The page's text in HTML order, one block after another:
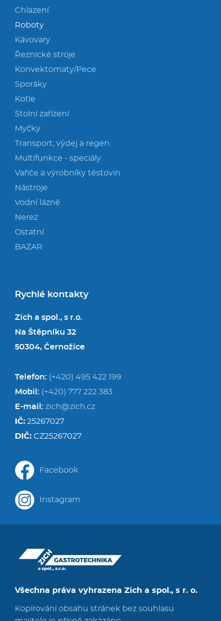
Všechna práva vyhrazena Zich a spol., s r. o.
Kopírování obsahu stránek bez souhlasu
Chlazení
Roboty
Kávovary
Řeznické stroje
Konvektomaty/Pece
Sporáky
Kotle
Stolní zařízení
Myčky
Transport, výdej a regen.
Multifunkce - speciály
Vařiče a výrobníky těstovin
Nástroje
Vodní lázně
Nerez
Ostatní
BAZAR
Rychlé kontakty
Zich a spol., s r.o.
Na Štěpníku 32
50304, Černožice
Telefon: (+420) 495 422 199
Mobil: (+420) 777 222 383
E-mail: zich@zich.cz
IČ: 25267027
DIČ: CZ25267027
Facebook
Instagram